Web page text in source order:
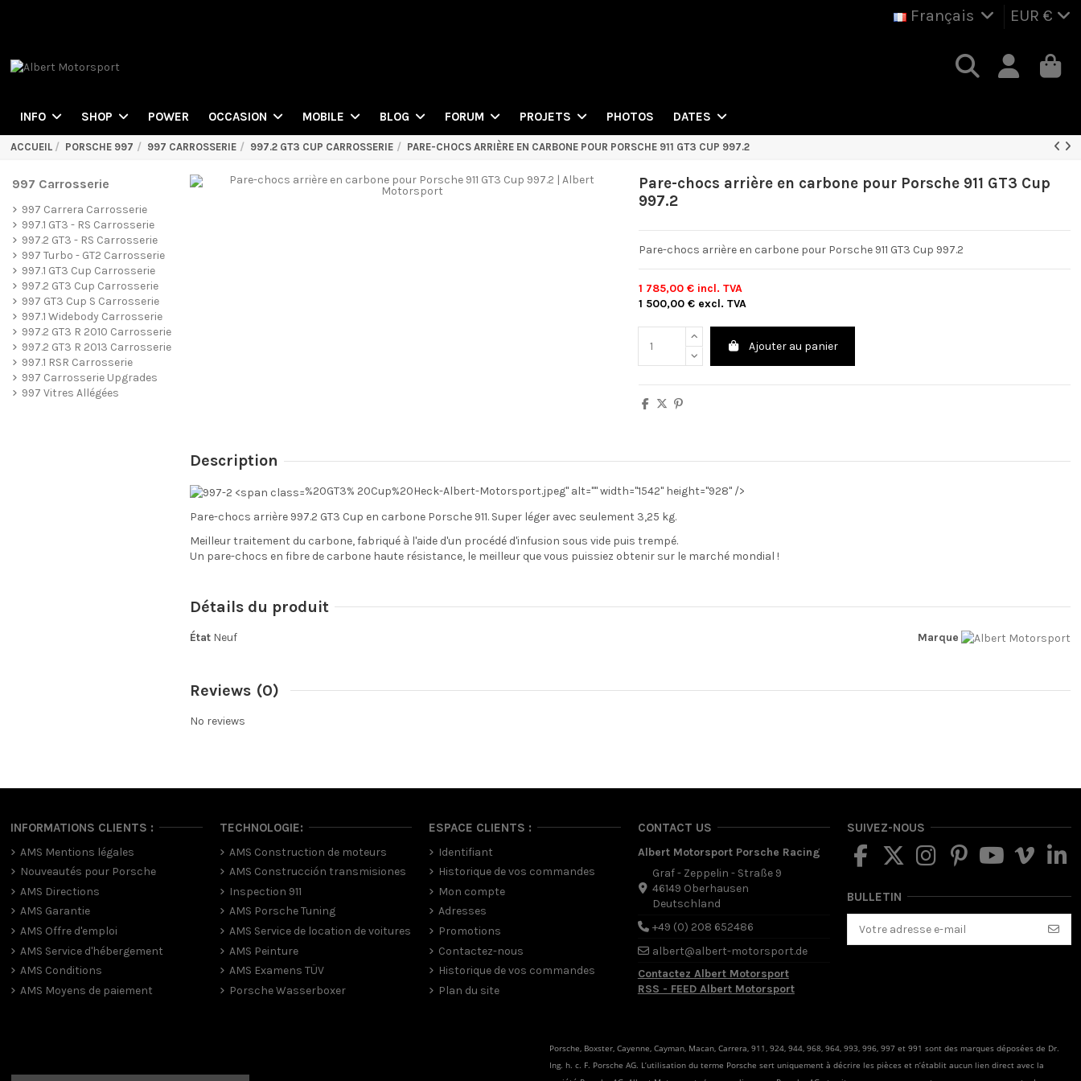
Français EUR €
INFO SHOP POWER OCCASION MOBILE BLOG FORUM PROJETS PHOTOS DATES
ACCUEIL PORSCHE 997 997 CARROSSERIE 997.2 GT3 CUP CARROSSERIE PARE-CHOCS ARRIÈRE EN CARBONE POUR PORSCHE 911 GT3 CUP 997.2
Pare-chocs arrière en carbone pour Porsche 911 GT3 Cup
997.2
Pare-chocs arrière en carbone pour Porsche 911 GT3 Cup 997.2
1 785,00 € incl. TVA
1 500,00 € excl. TVA
Ajouter au panier
Description
%20GT3% 20Cup%20Heck-Albert-Motorsport.jpeg" alt="" width="1542" height="928" />
Pare-chocs arrière 997.2 GT3 Cup en carbone Porsche 911. Super léger avec seulement 3,25 kg.
Meilleur traitement du carbone, fabriqué à l'aide d'un procédé d'infusion sous vide puis trempé.
Un pare-chocs en fibre de carbone haute résistance, le meilleur que vous puissiez obtenir sur le marché mondial !
Détails du produit
Marque
État Neuf
Reviews (0)
No reviews
997 Carrosserie
997 Carrera Carrosserie
997.1 GT3 - RS Carrosserie
997.2 GT3 - RS Carrosserie
997 Turbo - GT2 Carrosserie
997.1 GT3 Cup Carrosserie
997.2 GT3 Cup Carrosserie
997 GT3 Cup S Carrosserie
997.1 Widebody Carrosserie
997.2 GT3 R 2010 Carrosserie
997.2 GT3 R 2013 Carrosserie
997.1 RSR Carrosserie
997 Carrosserie Upgrades
997 Vitres Allégées
INFORMATIONS CLIENTS :
AMS Mentions légales
Nouveautés pour Porsche
AMS Directions
AMS Garantie
AMS Offre d'emploi
AMS Service d'hébergement
AMS Conditions
AMS Moyens de paiement
TECHNOLOGIE:
AMS Construction de moteurs
AMS Construcción transmisiones
Inspection 911
AMS Porsche Tuning
AMS Service de location de voitures
AMS Peinture
AMS Examens TÜV
Porsche Wasserboxer
ESPACE CLIENTS :
Identifiant
Historique de vos commandes
Mon compte
Adresses
Promotions
Contactez-nous
Historique de vos commandes
Plan du site
CONTACT US
Albert Motorsport Porsche Racing
Graf - Zeppelin - Straße 9
46149 Oberhausen
Deutschland
+49 (0) 208 652486
albert@albert-motorsport.de
Contactez Albert Motorsport
RSS - FEED Albert Motorsport
SUIVEZ-NOUS
BULLETIN
Porsche, Boxster, Cayenne, Cayman, Macan, Carrera, 911, 924, 944, 968, 964, 993, 996, 997 et 991 sont des marques déposées de Dr.
Ing. h. c. F. Porsche AG. L’utilisation du terme Porsche sert uniquement à décrire les pièces et n’établit aucun lien direct avec la